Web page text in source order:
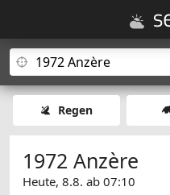
Regen
1972 Anzère
Heute, 8.8. ab 07:10